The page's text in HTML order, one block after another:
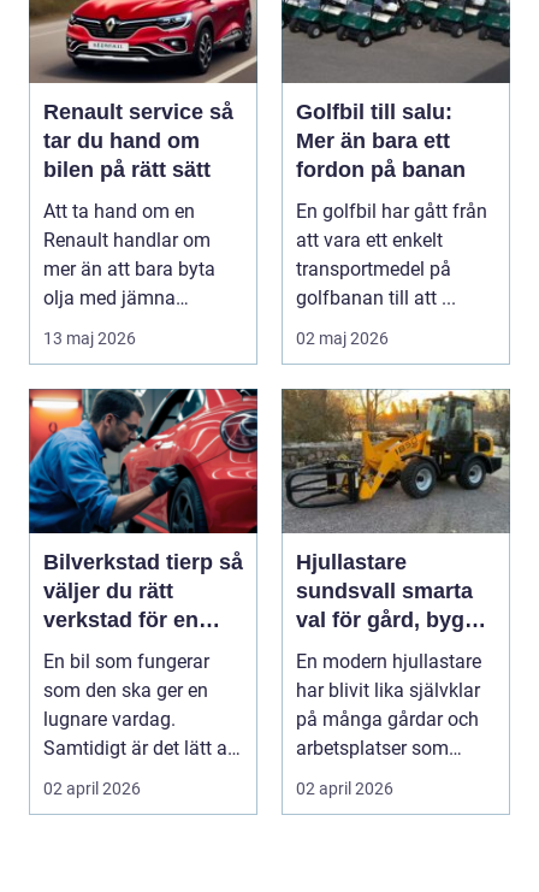
Renault service så
tar du hand om
bilen på rätt sätt
Att ta hand om en
Renault handlar om
mer än att bara byta
olja med jämna
mellanrum. För många
biläga...
13 maj 2026
Golfbil till salu:
Mer än bara ett
fordon på banan
En golfbil har gått från
att vara ett enkelt
transportmedel på
golfbanan till att ...
02 maj 2026
Bilverkstad tierp så
väljer du rätt
verkstad för en
tryggare bilvardag
En bil som fungerar
som den ska ger en
lugnare vardag.
Samtidigt är det lätt att
skjuta upp service ...
02 april 2026
Hjullastare
sundsvall smarta
val för gård, bygg
och entreprenad
En modern hjullastare
har blivit lika självklar
på många gårdar och
arbetsplatser som
traktorn var f...
02 april 2026